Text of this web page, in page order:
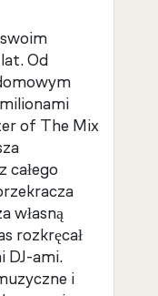
Od
of The Mix
całego
własną
rozkręcał
DJ-ami.
i